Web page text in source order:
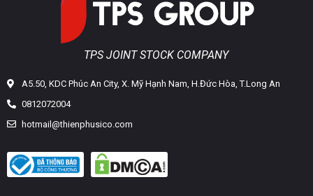
TPS JOINT STOCK COMPANY
A5.50, KDC Phúc An City, X. Mỹ Hạnh Nam, H.Đức Hòa, T.Long An
0812072004
hotmail@thienphusico.com